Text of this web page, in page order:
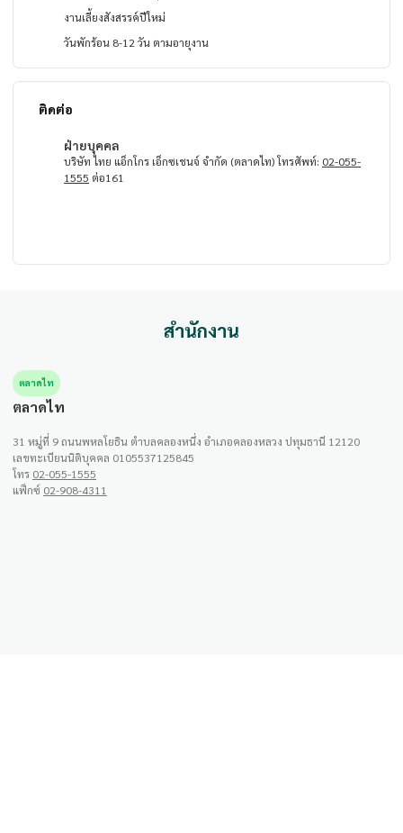
งานเลี้ยงสังสรรค์ปีใหม่
วันพักร้อน 8-12 วัน ตามอายุงาน
ติดต่อ
ฝ่ายบุคคล
บริษัท ไทย แอ็กโกร เอ็กซเชนจ์ จำกัด (ตลาดไท) โทรศัพท์: 02-055-
1555 ต่อ161
สำนักงาน
ตลาดไท
ตลาดไท
31 หมู่ที่ 9 ถนนพหลโยธิน ตำบลคลองหนึ่ง อำเภอคลองหลวง ปทุมธานี 12120
เลขทะเบียนนิติบุคคล 0105537125845
โทร 02-055-1555
แฟ็กซ์ 02-908-4311